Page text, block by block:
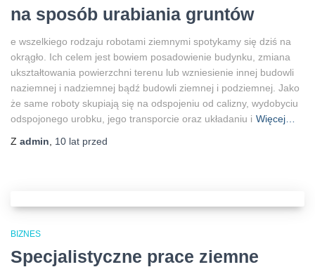
na sposób urabiania gruntów
e wszelkiego rodzaju robotami ziemnymi spotykamy się dziś na
okrągło. Ich celem jest bowiem posadowienie budynku, zmiana
ukształtowania powierzchni terenu lub wzniesienie innej budowli
naziemnej i nadziemnej bądź budowli ziemnej i podziemnej. Jako
że same roboty skupiają się na odspojeniu od calizny, wydobyciu
odspojonego urobku, jego transporcie oraz układaniu i Więcej…
Z admin 10 lat przed
BIZNES
Specjalistyczne prace ziemne